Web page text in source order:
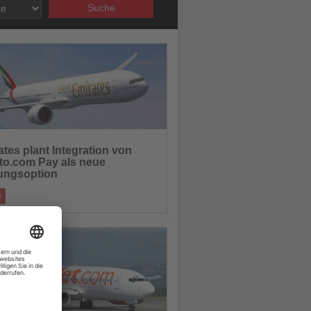
Suche
plant Integration von
Pay als neue
Crypto.com unterzeichnet, um